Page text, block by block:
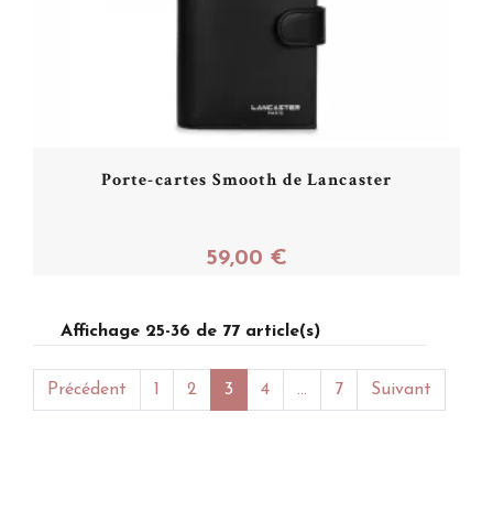
Porte-cartes Smooth de Lancaster
59,00 €
Affichage 25-36 de 77 article(s)
Précédent 1 2 3 4 ... 7 Suivant